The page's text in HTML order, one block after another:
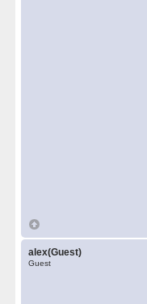
alex(Guest)
Guest